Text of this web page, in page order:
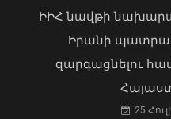
երթուղիներում
06 Օգոստոս, 2026 21:47
03 Օգոստոս, 2026 13:13
ԻԻՀ նավթի
Իրանի
զարգացնելու
25